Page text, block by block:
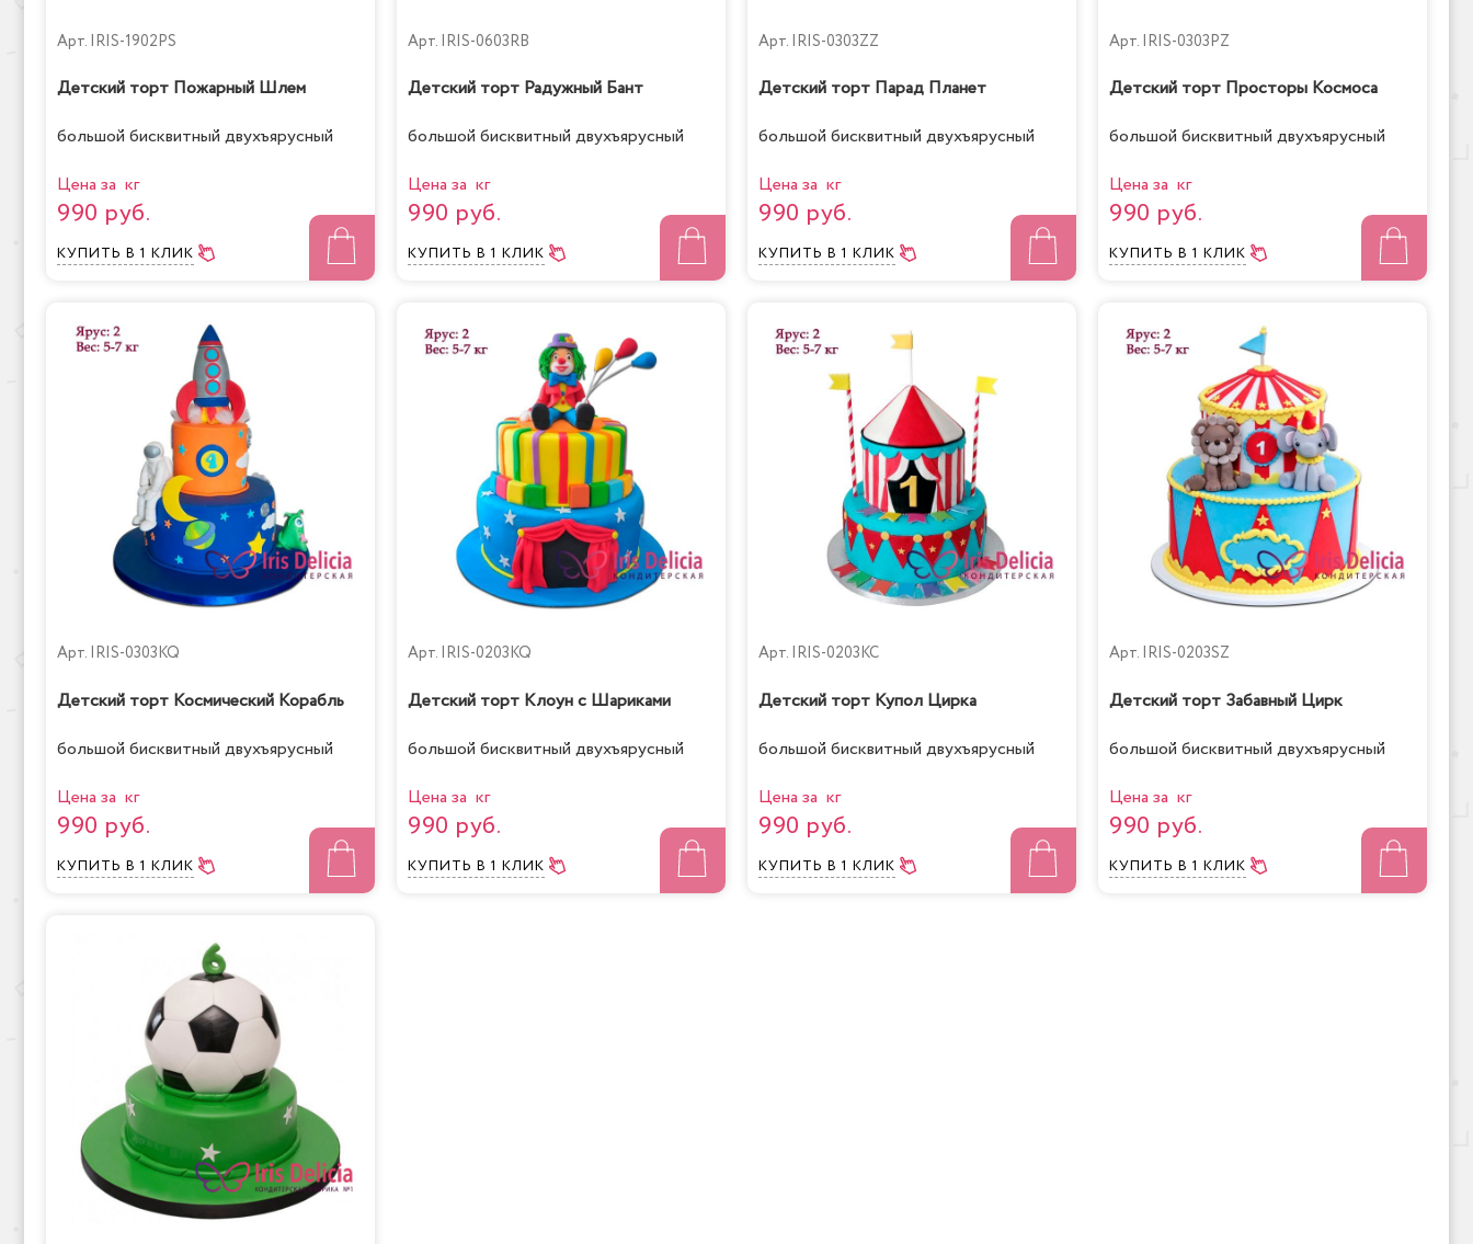
Арт. IRIS-1902PS
Детский торт Пожарный Шлем
большой бисквитный двухъярусный
Цена за кг
990 руб.
КУПИТЬ В 1 КЛИК
Арт. IRIS-0603RB
Детский торт Радужный Бант
большой бисквитный двухъярусный
Цена за кг
990 руб.
КУПИТЬ В 1 КЛИК
Арт. IRIS-0303ZZ
Детский торт Парад Планет
большой бисквитный двухъярусный
Цена за кг
990 руб.
КУПИТЬ В 1 КЛИК
Арт. IRIS-0303PZ
Детский торт Просторы Космоса
большой бисквитный двухъярусный
Цена за кг
990 руб.
КУПИТЬ В 1 КЛИК
Арт. IRIS-0303KQ
Детский торт Космический Корабль
большой бисквитный двухъярусный
Цена за кг
990 руб.
КУПИТЬ В 1 КЛИК
Арт. IRIS-0203KQ
Детский торт Клоун с Шариками
большой бисквитный двухъярусный
Цена за кг
990 руб.
КУПИТЬ В 1 КЛИК
Арт. IRIS-0203KC
Детский торт Купол Цирка
большой бисквитный двухъярусный
Цена за кг
990 руб.
КУПИТЬ В 1 КЛИК
Арт. IRIS-0203SZ
Детский торт Забавный Цирк
большой бисквитный двухъярусный
Цена за кг
990 руб.
КУПИТЬ В 1 КЛИК